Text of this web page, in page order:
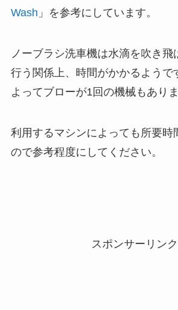
Wash 」を参考にしています。
ノーブラシ洗車機は水滴を吹き飛
行う関係上、時間がかかるようで
よってブローが1回の機械もありま
利用するマシンによっても所要時
ので参考程度にしてください。
スポンサーリンク